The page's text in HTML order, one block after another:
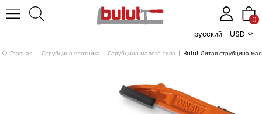
русский - USD
0
Главная Струбцина плотника Струбцина малого типа Bulut Литая струбцина